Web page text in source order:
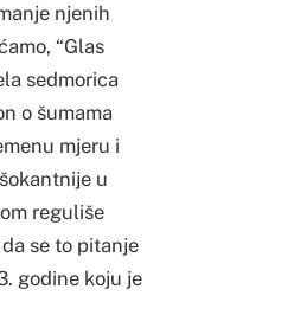
njenih
“Glas
sedmorica
o šumama
mjeru i
u
reguliše
se to pitanje
godine koju je